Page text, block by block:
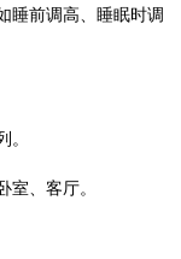
睡前调高、睡眠时调
、客厅。